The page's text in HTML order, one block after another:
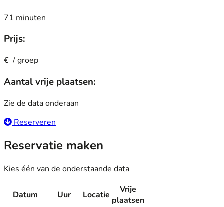
71 minuten
Prijs:
€ / groep
Aantal vrije plaatsen:
Zie de data onderaan
Reserveren
Reservatie maken
Kies één van de onderstaande data
Datum Uur Locatie
Vrije
plaatsen